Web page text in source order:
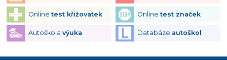
Onlinetest křižovatek Onlinetest značek
Autoškola výuka Databáze autoškol